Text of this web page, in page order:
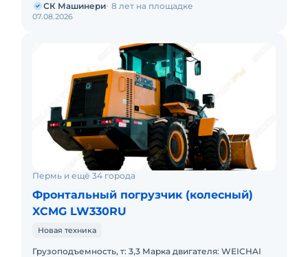
07.08.2026
СК Машинери 8 лет на площадке
Пермь и ещё 34 города
Фронтальный погрузчик (колесный)
XCMG LW330RU
Новая техника
Грузоподъемность, т: 3,3 Марка двигателя: WEICHAI